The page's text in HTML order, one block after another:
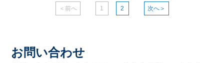
＜前へ 1 2 次へ＞
お問い合わせ